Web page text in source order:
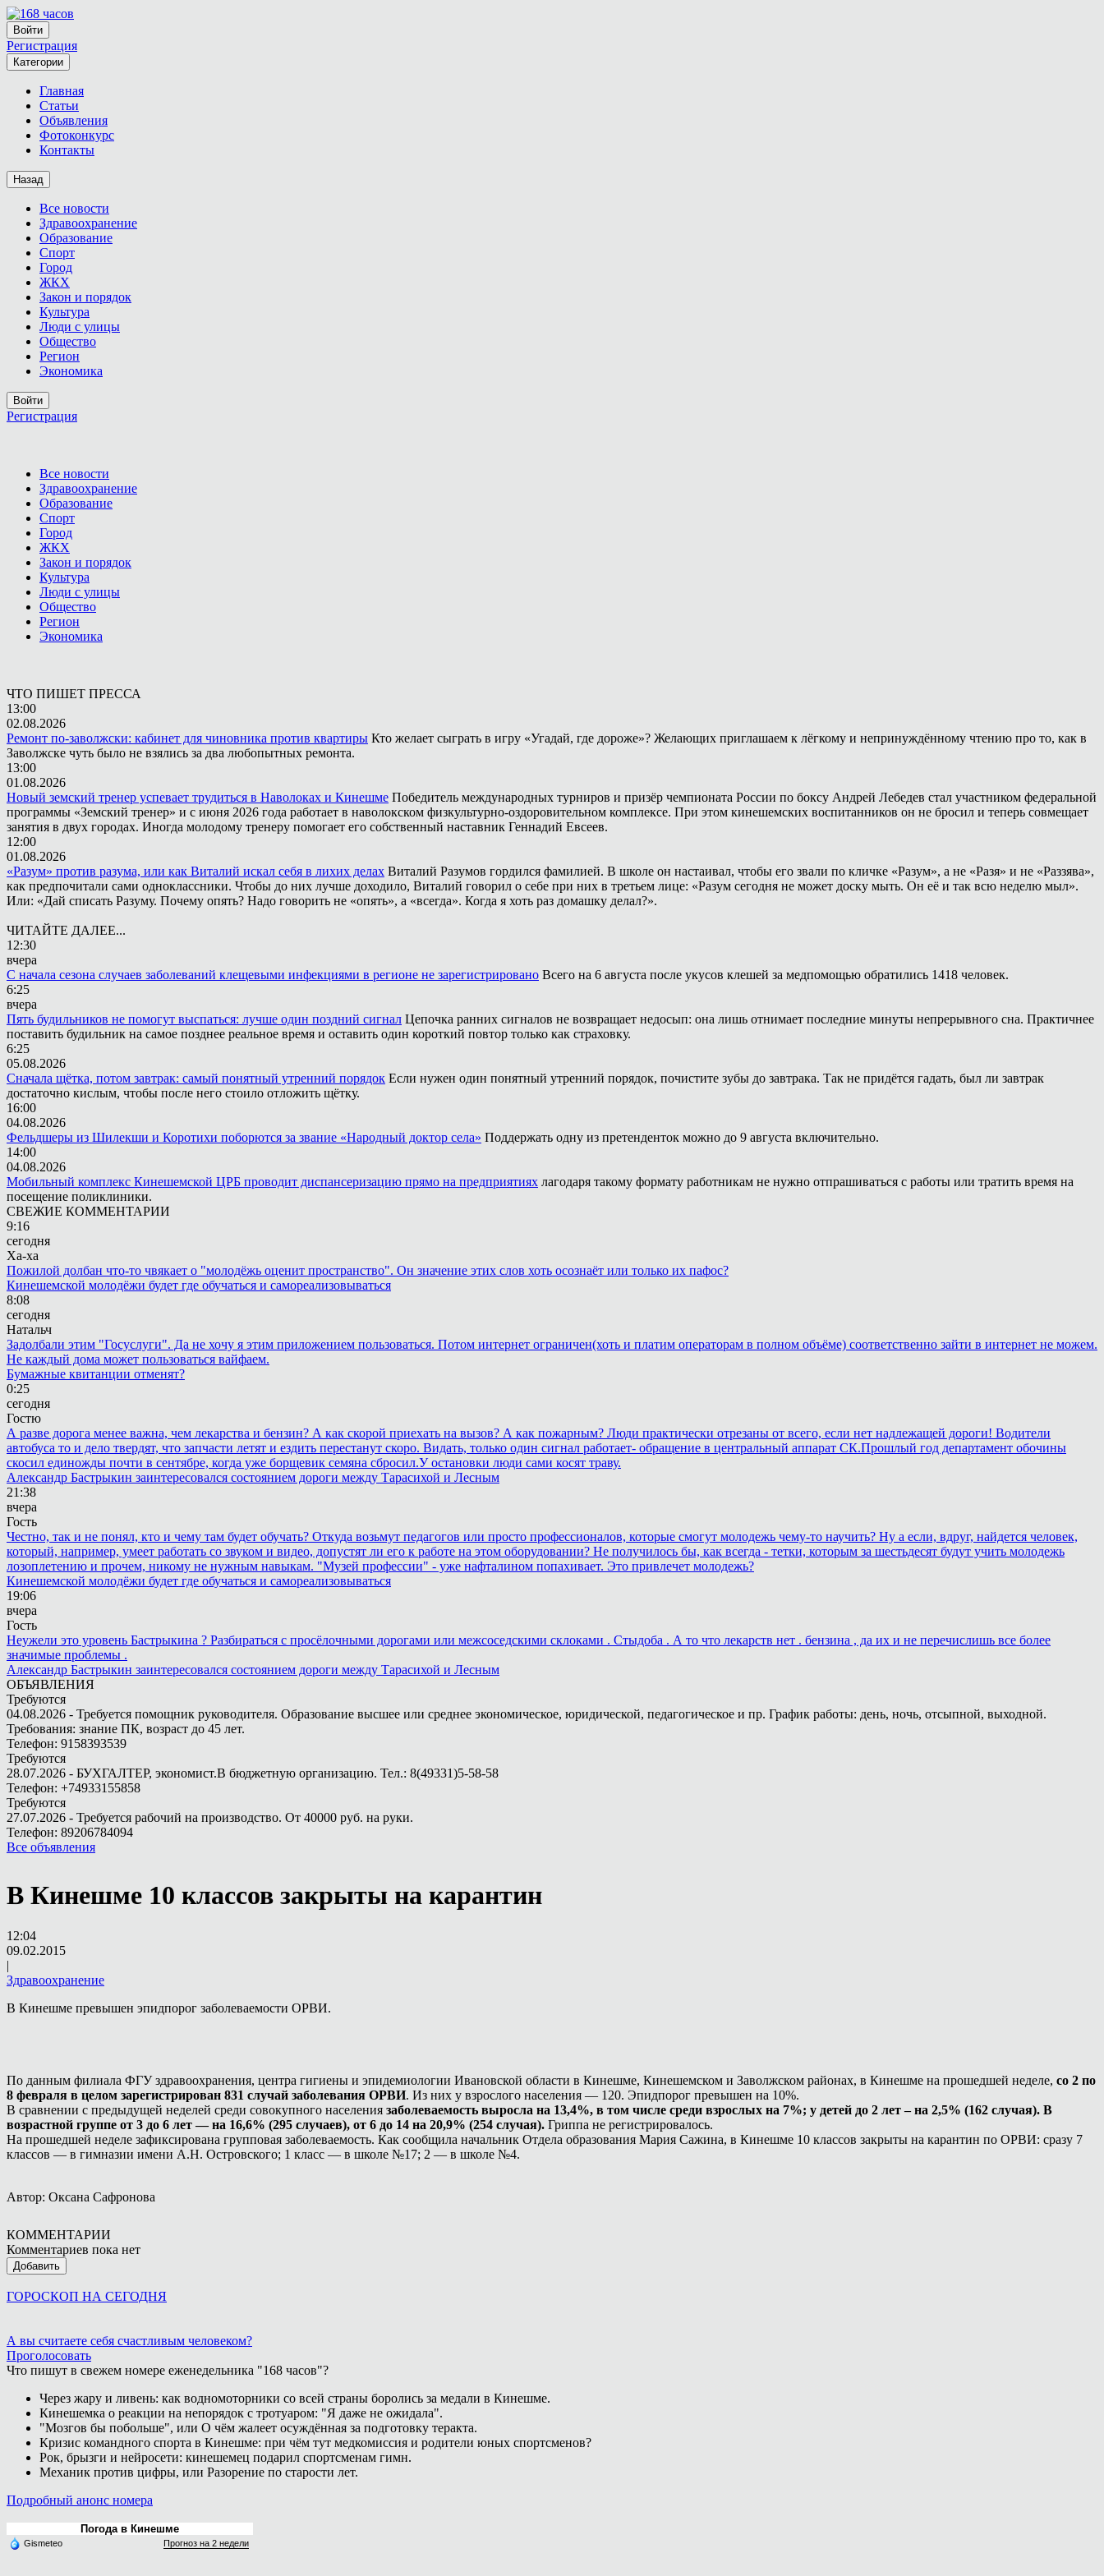
Войти
Регистрация
Категории
Главная
Статьи
Объявления
Фотоконкурс
Контакты
Назад
Все новости
Здравоохранение
Образование
Спорт
Город
ЖКХ
Закон и порядок
Культура
Люди с улицы
Общество
Регион
Экономика
Войти
Регистрация
Все новости
Здравоохранение
Образование
Спорт
Город
ЖКХ
Закон и порядок
Культура
Люди с улицы
Общество
Регион
Экономика
ЧТО ПИШЕТ ПРЕССА
13:00
02.08.2026
Ремонт по-заволжски: кабинет для чиновника против квартиры Кто желает сыграть в игру «Угадай, где дороже»? Желающих приглашаем к лёгкому и непринуждённому чтению про то, как в
Заволжске чуть было не взялись за два любопытных ремонта.
13:00
01.08.2026
Новый земский тренер успевает трудиться в Наволоках и Кинешме Победитель международных турниров и призёр чемпионата России по боксу Андрей Лебедев стал участником федеральной
программы «Земский тренер» и с июня 2026 года работает в наволокском физкультурно-оздоровительном комплексе. При этом кинешемских воспитанников он не бросил и теперь совмещает
занятия в двух городах. Иногда молодому тренеру помогает его собственный наставник Геннадий Евсеев.
12:00
01.08.2026
«Разум» против разума, или как Виталий искал себя в лихих делах Виталий Разумов гордился фамилией. В школе он настаивал, чтобы его звали по кличке «Разум», а не «Разя» и не «Раззява»,
как предпочитали сами одноклассники. Чтобы до них лучше доходило, Виталий говорил о себе при них в третьем лице: «Разум сегодня не может доску мыть. Он её и так всю неделю мыл».
Или: «Дай списать Разуму. Почему опять? Надо говорить не «опять», а «всегда». Когда я хоть раз домашку делал?».
ЧИТАЙТЕ ДАЛЕЕ...
12:30
вчера
С начала сезона случаев заболеваний клещевыми инфекциями в регионе не зарегистрировано Всего на 6 августа после укусов клешей за медпомощью обратились 1418 человек.
6:25
вчера
Пять будильников не помогут выспаться: лучше один поздний сигнал Цепочка ранних сигналов не возвращает недосып: она лишь отнимает последние минуты непрерывного сна. Практичнее
поставить будильник на самое позднее реальное время и оставить один короткий повтор только как страховку.
6:25
05.08.2026
Сначала щётка, потом завтрак: самый понятный утренний порядок Если нужен один понятный утренний порядок, почистите зубы до завтрака. Так не придётся гадать, был ли завтрак
достаточно кислым, чтобы после него стоило отложить щётку.
16:00
04.08.2026
Фельдшеры из Шилекши и Коротихи поборются за звание «Народный доктор села» Поддержать одну из претенденток можно до 9 августа включительно.
14:00
04.08.2026
Мобильный комплекс Кинешемской ЦРБ проводит диспансеризацию прямо на предприятиях лагодаря такому формату работникам не нужно отпрашиваться с работы или тратить время на
посещение поликлиники.
СВЕЖИЕ КОММЕНТАРИИ
9:16
сегодня
Ха-ха
Пожилой долбан что-то чвякает о "молодёжь оценит пространство". Он значение этих слов хоть осознаёт или только их пафос?
Кинешемской молодёжи будет где обучаться и самореализовываться
8:08
сегодня
Натальч
Задолбали этим "Госуслуги". Да не хочу я этим приложением пользоваться. Потом интернет ограничен(хоть и платим операторам в полном объёме) соответственно зайти в интернет не можем.
Не каждый дома может пользоваться вайфаем.
Бумажные квитанции отменят?
0:25
сегодня
Гостю
А разве дорога менее важна, чем лекарства и бензин? А как скорой приехать на вызов? А как пожарным? Люди практически отрезаны от всего, если нет надлежащей дороги! Водители
автобуса то и дело твердят, что запчасти летят и ездить перестанут скоро. Видать, только один сигнал работает- обращение в центральный аппарат СК.Прошлый год департамент обочины
скосил единожды почти в сентябре, когда уже борщевик семяна сбросил.У остановки люди сами косят траву.
Александр Бастрыкин заинтересовался состоянием дороги между Тарасихой и Лесным
21:38
вчера
Гость
Честно, так и не понял, кто и чему там будет обучать? Откуда возьмут педагогов или просто профессионалов, которые смогут молодежь чему-то научить? Ну а если, вдруг, найдется человек,
который, например, умеет работать со звуком и видео, допустят ли его к работе на этом оборудовании? Не получилось бы, как всегда - тетки, которым за шестьдесят будут учить молодежь
лозоплетению и прочем, никому не нужным навыкам. "Музей профессии" - уже нафталином попахивает. Это привлечет молодежь?
Кинешемской молодёжи будет где обучаться и самореализовываться
19:06
вчера
Гость
Неужели это уровень Бастрыкина ? Разбираться с просёлочными дорогами или межсоседскими склоками . Стыдоба . А то что лекарств нет . бензина , да их и не перечислишь все более
значимые проблемы .
Александр Бастрыкин заинтересовался состоянием дороги между Тарасихой и Лесным
ОБЪЯВЛЕНИЯ
Требуются
04.08.2026 - Требуется помощник руководителя. Образование высшее или среднее экономическое, юридической, педагогическое и пр. График работы: день, ночь, отсыпной, выходной.
Требования: знание ПК, возраст до 45 лет.
Телефон: 9158393539
Требуются
28.07.2026 - БУХГАЛТЕР, экономист.В бюджетную организацию. Тел.: 8(49331)5-58-58
Телефон: +74933155858
Требуются
27.07.2026 - Требуется рабочий на производство. От 40000 руб. на руки.
Телефон: 89206784094
Все объявления
В Кинешме 10 классов закрыты на карантин
12:04
09.02.2015
|
Здравоохранение
В Кинешме превышен эпидпорог заболеваемости ОРВИ.
По данным филиала ФГУ здравоохранения, центра гигиены и эпидемиологии Ивановской области в Кинешме, Кинешемском и Заволжском районах, в Кинешме на прошедшей неделе, со 2 по
8 февраля в целом зарегистрирован 831 случай заболевания ОРВИ. Из них у взрослого населения — 120. Эпидпорог превышен на 10%.
В сравнении с предыдущей неделей среди совокупного населения заболеваемость выросла на 13,4%, в том числе среди взрослых на 7%; у детей до 2 лет – на 2,5% (162 случая). В
возрастной группе от 3 до 6 лет — на 16,6% (295 случаев), от 6 до 14 на 20,9% (254 случая). Гриппа не регистрировалось.
На прошедшей неделе зафиксирована групповая заболеваемость. Как сообщила начальник Отдела образования Мария Сажина, в Кинешме 10 классов закрыты на карантин по ОРВИ: сразу 7
классов — в гимназии имени А.Н. Островского; 1 класс — в школе №17; 2 — в школе №4.
Автор: Оксана Сафронова
КОММЕНТАРИИ
Комментариев пока нет
Добавить
ГОРОСКОП НА СЕГОДНЯ
А вы считаете себя счастливым человеком?
Проголосовать
Что пишут в свежем номере еженедельника "168 часов"?
Через жару и ливень: как водномоторники со всей страны боролись за медали в Кинешме.
Кинешемка о реакции на непорядок с тротуаром: "Я даже не ожидала".
"Мозгов бы побольше", или О чём жалеет осуждённая за подготовку теракта.
Кризис командного спорта в Кинешме: при чём тут медкомиссия и родители юных спортсменов?
Рок, брызги и нейросети: кинешемец подарил спортсменам гимн.
Механик против цифры, или Разорение по старости лет.
Подробный анонс номера
Погода в Кинешме
Gismeteo Прогноз на 2 недели